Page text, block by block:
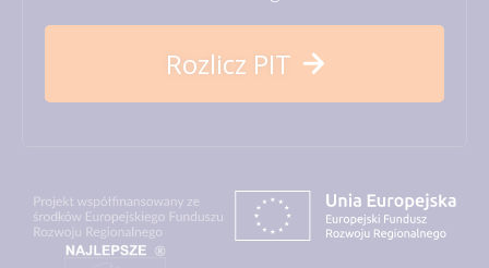
Rozlicz PIT